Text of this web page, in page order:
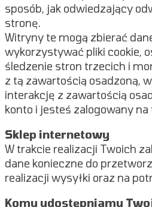
sposób, jak odwiedzający
stronę.
Witryny te mogą zbierać
wykorzystywać pliki cookie,
śledzenie stron trzecich i
z tą zawartością osadzoną,
interakcję z zawartością
konto i jesteś zalogowany
Sklep internetowy
W trakcie realizacji Twoich
dane konieczne do
realizacji wysyłki oraz na
Komu udostępniamy